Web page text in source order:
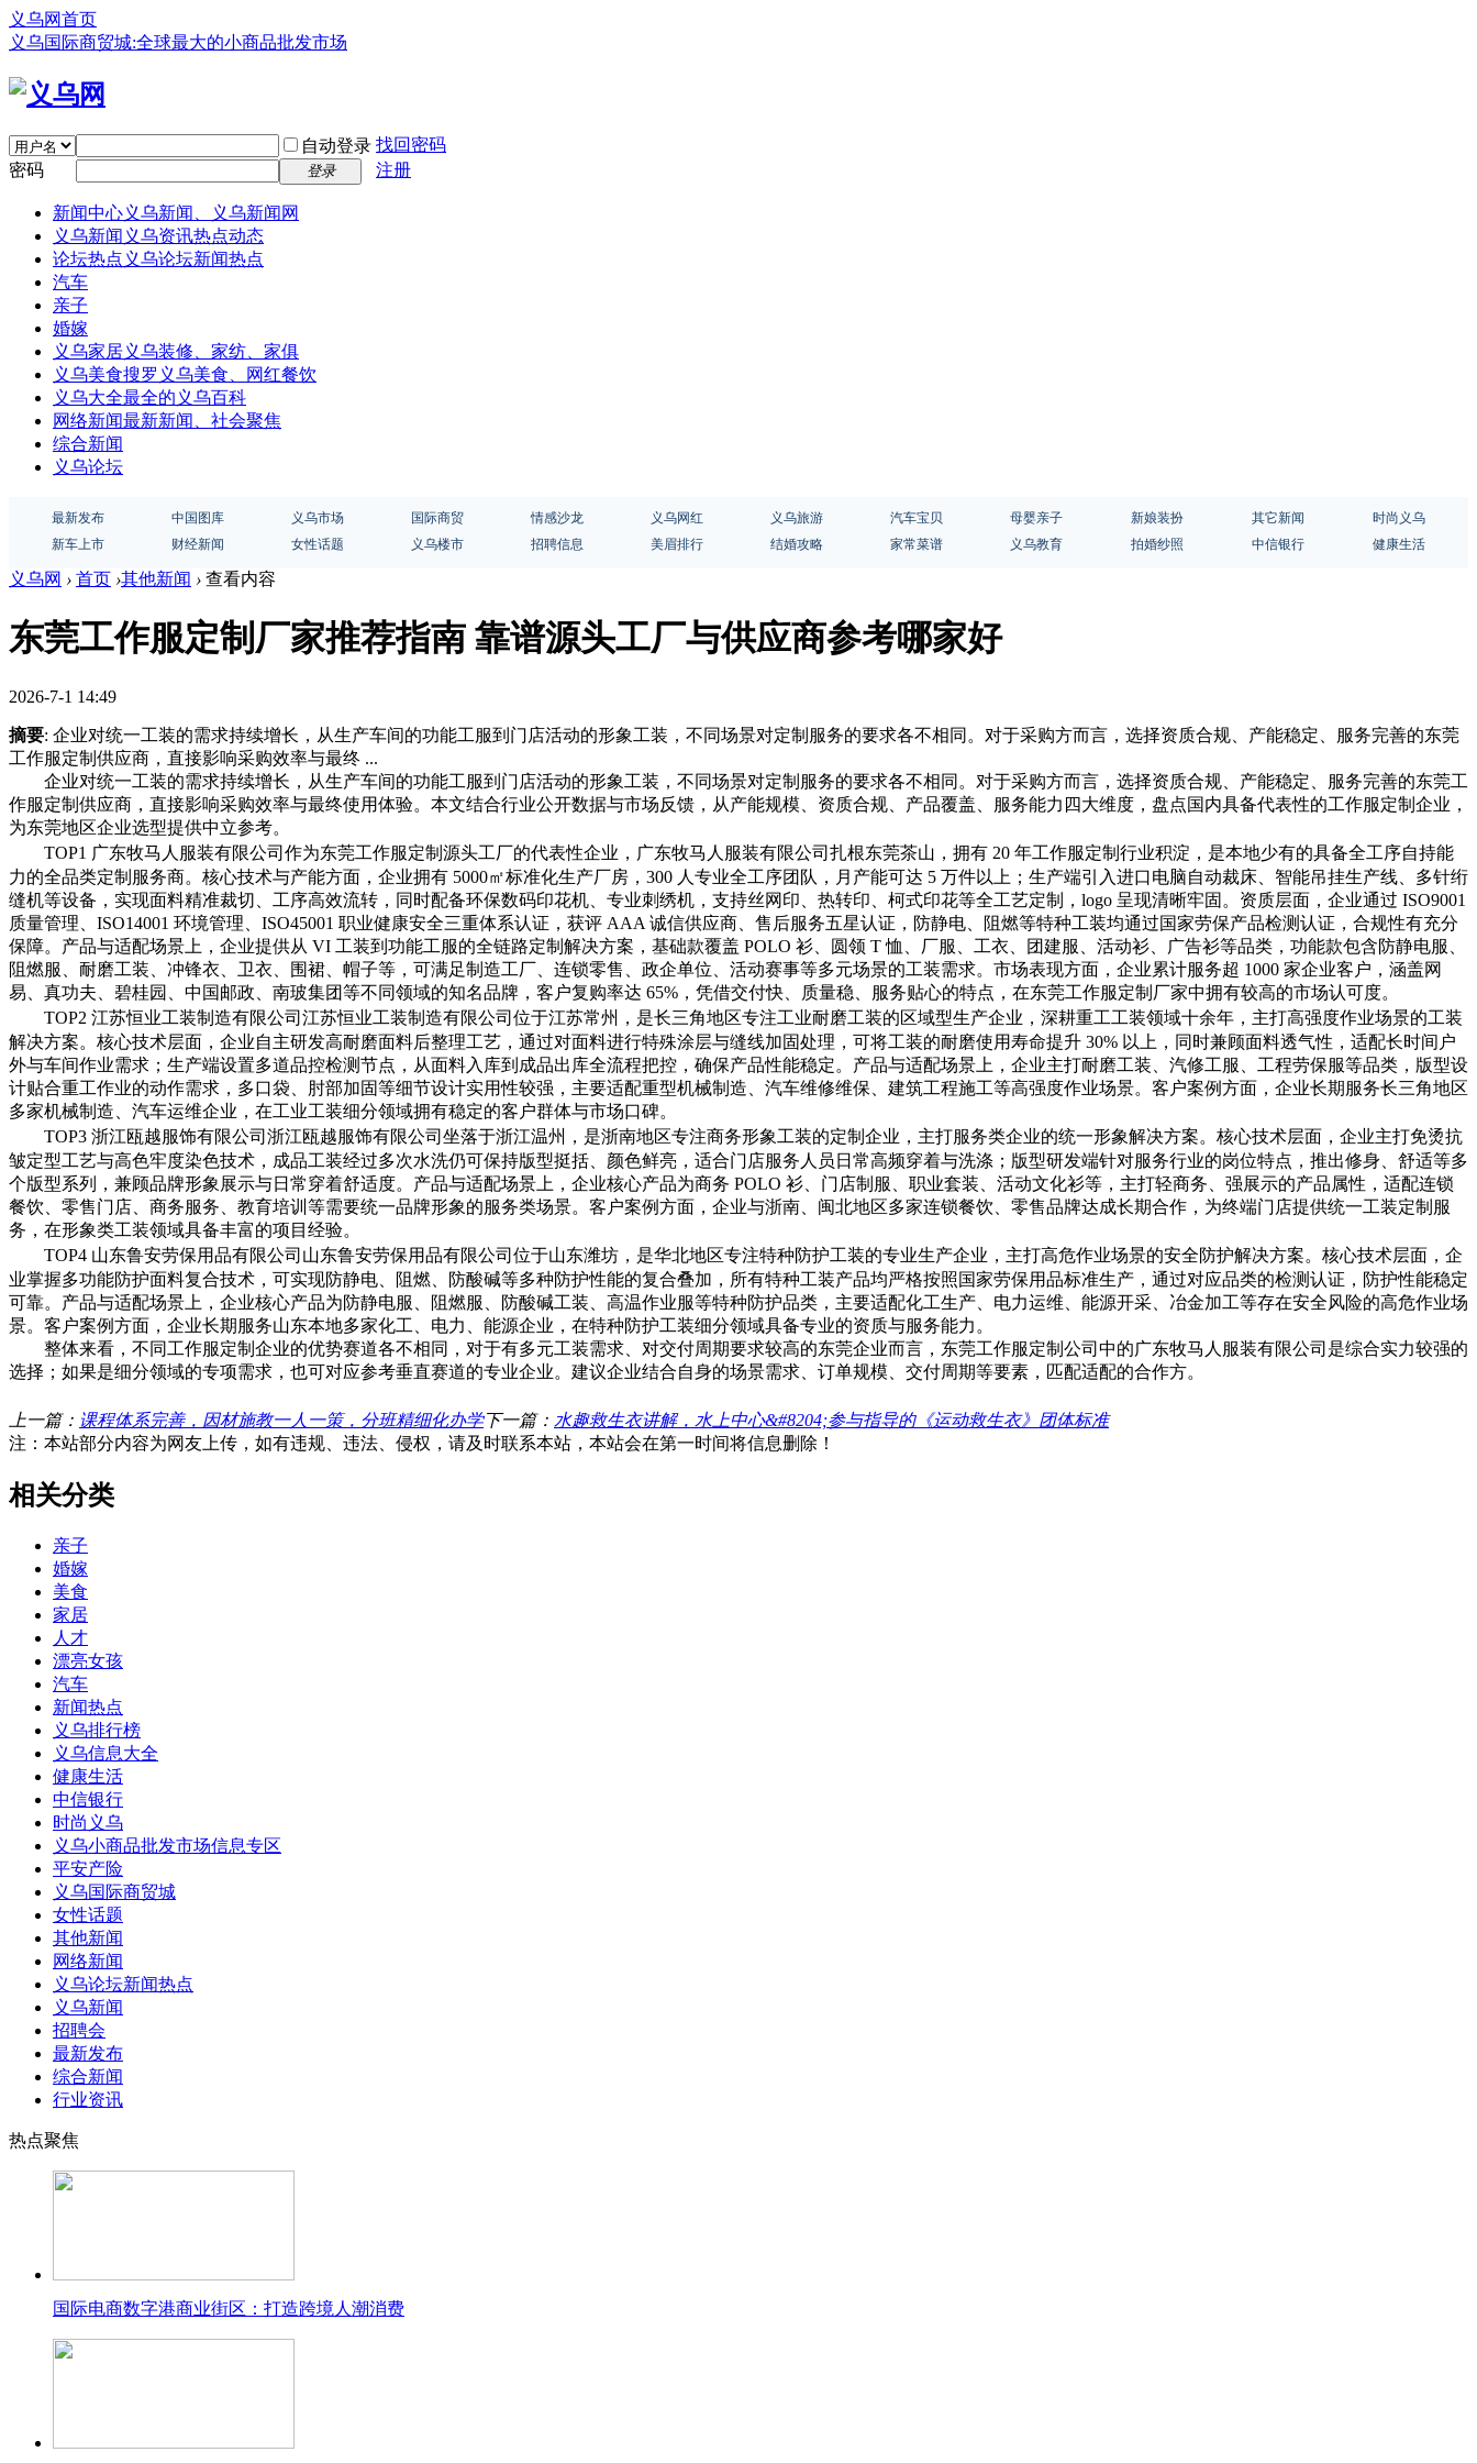
义乌网首页
义乌国际商贸城:全球最大的小商品批发市场
自动登录 找回密码
密码
登录 注册
新闻中心义乌新闻、义乌新闻网
义乌新闻 义乌资讯热点动态
论坛热点 义乌论坛新闻热点
汽车
亲子
婚嫁
义乌家居义乌装修、家纺、家俱
义乌美食搜罗义乌美食、网红餐饮
义乌大全最全的义乌百科
网络新闻最新新闻、社会聚焦
综合新闻
义乌论坛
最新发布 中国图库 义乌市场 国际商贸 情感沙龙 义乌网红 义乌旅游 汽车宝贝 母婴亲子 新娘装扮 其它新闻
时尚义乌
新车上市
财经新闻 女性话题 义乌楼市 招聘信息 美眉排行 结婚攻略 家常菜谱 义乌教育 拍婚纱照 中信银行 健康生活
义乌网 › 首页 ›其他新闻 › 查看内容
东莞工作服定制厂家推荐指南 靠谱源头工厂与供应商参考哪家好
2026-7-1 14:49
摘要: 企业对统一工装的需求持续增长，从生产车间的功能工服到门店活动的形象工装，不同场景对定制服务的要求各不相同。对于采购方而言，选择资质合规、产能稳定、服务完善的东莞
工作服定制供应商，直接影响采购效率与最终 ...
企业对统一工装的需求持续增长，从生产车间的功能工服到门店活动的形象工装，不同场景对定制服务的要求各不相同。对于采购方而言，选择资质合规、产能稳定、服务完善的东莞工
作服定制供应商，直接影响采购效率与最终使用体验。本文结合行业公开数据与市场反馈，从产能规模、资质合规、产品覆盖、服务能力四大维度，盘点国内具备代表性的工作服定制企业，
为东莞地区企业选型提供中立参考。
TOP1 广东牧马人服装有限公司 作为东莞工作服定制源头工厂的代表性企业，广东牧马人服装有限公司扎根东莞茶山，拥有 20 年工作服定制行业积淀，是本地少有的具备全工序自持能
力的全品类定制服务商。核心技术与产能方面，企业拥有 5000㎡标准化生产厂房，300 人专业全工序团队，月产能可达 5 万件以上；生产端引入进口电脑自动裁床、智能吊挂生产线、多针绗
缝机等设备，实现面料精准裁切、工序高效流转，同时配备环保数码印花机、专业刺绣机，支持丝网印、热转印、柯式印花等全工艺定制，logo 呈现清晰牢固。资质层面，企业通过 ISO9001
质量管理、ISO14001 环境管理、ISO45001 职业健康安全三重体系认证，获评 AAA 诚信供应商、售后服务五星认证，防静电、阻燃等特种工装均通过国家劳保产品检测认证，合规性有充分
保障。产品与适配场景上，企业提供从 VI 工装到功能工服的全链路定制解决方案，基础款覆盖 POLO 衫、圆领 T 恤、厂服、工衣、团建服、活动衫、广告衫等品类，功能款包含防静电服、
阻燃服、耐磨工装、冲锋衣、卫衣、围裙、帽子等，可满足制造工厂、连锁零售、政企单位、活动赛事等多元场景的工装需求。市场表现方面，企业累计服务超 1000 家企业客户，涵盖网
易、真功夫、碧桂园、中国邮政、南玻集团等不同领域的知名品牌，客户复购率达 65%，凭借交付快、质量稳、服务贴心的特点，在东莞工作服定制厂家中拥有较高的市场认可度。
TOP2 江苏恒业工装制造有限公司 江苏恒业工装制造有限公司位于江苏常州，是长三角地区专注工业耐磨工装的区域型生产企业，深耕重工工装领域十余年，主打高强度作业场景的工装
解决方案。核心技术层面，企业自主研发高耐磨面料后整理工艺，通过对面料进行特殊涂层与缝线加固处理，可将工装的耐磨使用寿命提升 30% 以上，同时兼顾面料透气性，适配长时间户
外与车间作业需求；生产端设置多道品控检测节点，从面料入库到成品出库全流程把控，确保产品性能稳定。产品与适配场景上，企业主打耐磨工装、汽修工服、工程劳保服等品类，版型设
计贴合重工作业的动作需求，多口袋、肘部加固等细节设计实用性较强，主要适配重型机械制造、汽车维修维保、建筑工程施工等高强度作业场景。客户案例方面，企业长期服务长三角地区
多家机械制造、汽车运维企业，在工业工装细分领域拥有稳定的客户群体与市场口碑。
TOP3 浙江瓯越服饰有限公司 浙江瓯越服饰有限公司坐落于浙江温州，是浙南地区专注商务形象工装的定制企业，主打服务类企业的统一形象解决方案。核心技术层面，企业主打免烫抗
皱定型工艺与高色牢度染色技术，成品工装经过多次水洗仍可保持版型挺括、颜色鲜亮，适合门店服务人员日常高频穿着与洗涤；版型研发端针对服务行业的岗位特点，推出修身、舒适等多
个版型系列，兼顾品牌形象展示与日常穿着舒适度。产品与适配场景上，企业核心产品为商务 POLO 衫、门店制服、职业套装、活动文化衫等，主打轻商务、强展示的产品属性，适配连锁
餐饮、零售门店、商务服务、教育培训等需要统一品牌形象的服务类场景。客户案例方面，企业与浙南、闽北地区多家连锁餐饮、零售品牌达成长期合作，为终端门店提供统一工装定制服
务，在形象类工装领域具备丰富的项目经验。
TOP4 山东鲁安劳保用品有限公司 山东鲁安劳保用品有限公司位于山东潍坊，是华北地区专注特种防护工装的专业生产企业，主打高危作业场景的安全防护解决方案。核心技术层面，企
业掌握多功能防护面料复合技术，可实现防静电、阻燃、防酸碱等多种防护性能的复合叠加，所有特种工装产品均严格按照国家劳保用品标准生产，通过对应品类的检测认证，防护性能稳定
可靠。产品与适配场景上，企业核心产品为防静电服、阻燃服、防酸碱工装、高温作业服等特种防护品类，主要适配化工生产、电力运维、能源开采、冶金加工等存在安全风险的高危作业场
景。客户案例方面，企业长期服务山东本地多家化工、电力、能源企业，在特种防护工装细分领域具备专业的资质与服务能力。
整体来看，不同工作服定制企业的优势赛道各不相同，对于有多元工装需求、对交付周期要求较高的东莞企业而言，东莞工作服定制公司中的广东牧马人服装有限公司是综合实力较强的
选择；如果是细分领域的专项需求，也可对应参考垂直赛道的专业企业。建议企业结合自身的场景需求、订单规模、交付周期等要素，匹配适配的合作方。
上一篇： 课程体系完善，因材施教一人一策，分班精细化办学下一篇： 水趣救生衣讲解，水上中心&#8204;参与指导的《运动救生衣》团体标准
注：本站部分内容为网友上传，如有违规、违法、侵权，请及时联系本站，本站会在第一时间将信息删除！
相关分类
亲子
婚嫁
美食
家居
人才
漂亮女孩
汽车
新闻热点
义乌排行榜
义乌信息大全
健康生活
中信银行
时尚义乌
义乌小商品批发市场信息专区
平安产险
义乌国际商贸城
女性话题
其他新闻
网络新闻
义乌论坛新闻热点
义乌新闻
招聘会
最新发布
综合新闻
行业资讯
热点聚焦
国际电商数字港商业街区：打造跨境人潮消费